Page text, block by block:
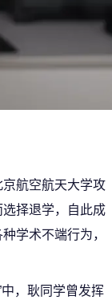
航空航天大学攻
择退学，自此成
学术不端行为，
，耿同学曾发挥